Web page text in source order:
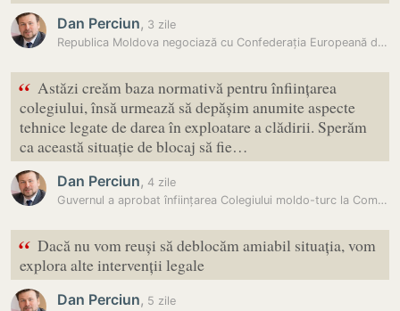
Dan Perciun, 3 zile
Republica Moldova negociază cu Confederația Europeană de Volei…
“ Astăzi creăm baza normativă pentru înființarea
colegiului, însă urmează să depășim anumite aspecte
tehnice legate de darea în exploatare a clădirii. Sperăm
ca această situație de blocaj să fie…
Dan Perciun, 4 zile
Guvernul a aprobat înființarea Colegiului moldo-turc la Comrat
“ Dacă nu vom reuși să deblocăm amiabil situația, vom
explora alte intervenții legale
Dan Perciun, 5 zile